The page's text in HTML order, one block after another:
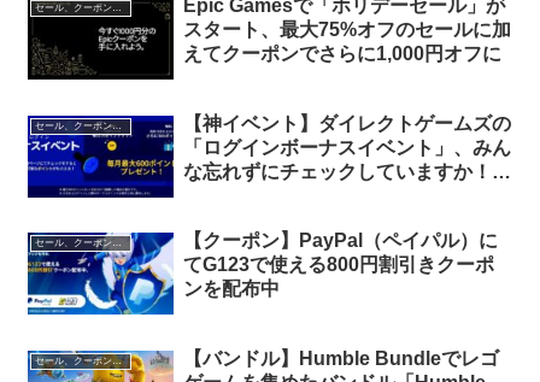
セール、クーポン、ポイント
Epic Gamesで「ホリデーセール」が
スタート、最大75%オフのセールに加
えてクーポンでさらに1,000円オフに
セール、クーポン、ポイント
【神イベント】ダイレクトゲームズの
「ログインボーナスイベント」、みん
な忘れずにチェックしていますか！？
セール、クーポン、ポイント
【クーポン】PayPal（ペイパル）に
てG123で使える800円割引きクーポ
ンを配布中
セール、クーポン、ポイント
【バンドル】Humble Bundleでレゴ